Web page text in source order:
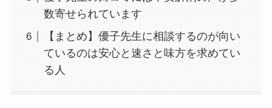
数寄せられています
【まとめ】優子先生に相談するのが向い
ているのは安心と速さと味方を求めてい
る人